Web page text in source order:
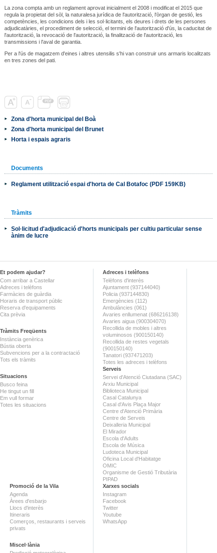
La zona compta amb un reglament aprovat inicialment el 2008 i modificat el 2015 que
regula la propietat del sòl, la naturalesa jurídica de l'autorització, l'òrgan de gestió, les
competències, les condicions dels i les sol·licitants, els deures i drets de les persones
adjudicatàries, el procediment de selecció, el termini de l'autorització d'ús, la caducitat de
l'autorització, la revocació de l'autorització, la finalització de l'autorització, les
transmissions i l'aval de garantia.
Per a l'ús de magatzem d'eines i altres utensilis s'hi van construir uns armaris localitzats
en tres zones del pati.
Zona d'horta municipal del Boà
Zona d'horta municipal del Brunet
Horta i espais agraris
Documents
Reglament utilització espai d'horta de Cal Botafoc (PDF 159KB)
Tràmits
Sol·licitud d'adjudicació d'horts municipals per cultiu particular sense
ànim de lucre
Et podem ajudar?
Com arribar a Castellar
Adreces i telèfons
Farmàcies de guàrdia
Horaris de transport públic
Reserva d'equipaments
Cita prèvia
Tràmits Freqüents
Instància genèrica
Bústia oberta
Subvencions per a la contractació
Tots els tràmits
Situacions
Busco feina
He tingut un fill
Em vull formar
Totes les situacions
Adreces i telèfons
Telèfons d'interès
Ajuntament (937144040)
Policia (937144830)
Emergències (112)
Ambulàncies (061)
Avaries enllumenat (686216138)
Avaries aigua (900304070)
Recollida de mobles i altres
voluminosos (900150140)
Recollida de restes vegetals
(900150140)
Tanatori (937471203)
Totes les adreces i telèfons
Serveis
Servei d'Atenció Ciutadana (SAC)
Arxiu Municipal
Biblioteca Municipal
Casal Catalunya
Casal d'Avis Plaça Major
Centre d'Atenció Primària
Centre de Serveis
Deixalleria Municipal
El Mirador
Escola d'Adults
Escola de Música
Ludoteca Municipal
Oficina Local d'Habitatge
OMIC
Organisme de Gestió Tributària
PIPAD
Promoció de la Vila
Agenda
Àrees d'esbarjo
Llocs d'interès
Itineraris
Comerços, restaurants i serveis
privats
Miscel·lània
Xarxes socials
Instagram
Facebook
Twitter
Youtube
WhatsApp